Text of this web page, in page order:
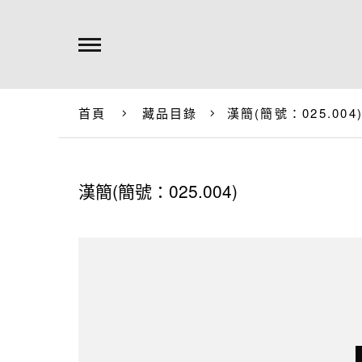
首頁 藏品目錄 漢簡(簡號：025.004)
漢簡(簡號：025.004)